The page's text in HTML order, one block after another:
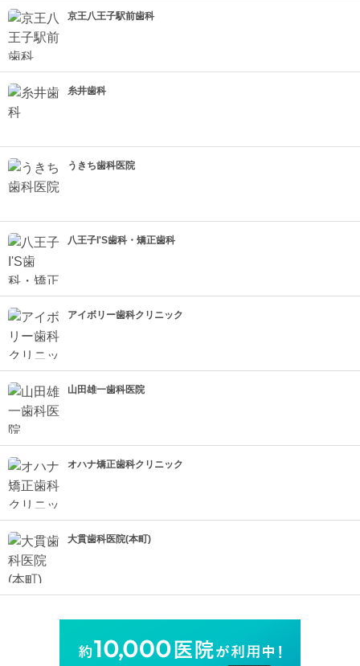
京王八王子駅前歯科
糸井歯科
うきち歯科医院
八王子I'S歯科・矯正歯科
アイボリー歯科クリニック
山田雄一歯科医院
オハナ矯正歯科クリニック
大貫歯科医院(本町)